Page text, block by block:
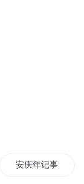
安庆年记事